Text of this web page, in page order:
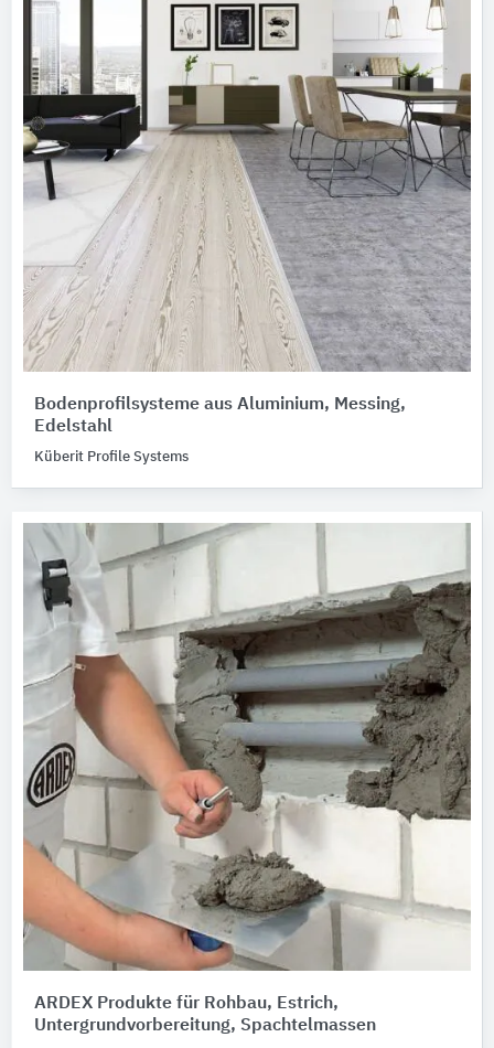
Bodenprofilsysteme aus Aluminium, Messing,
Edelstahl
Küberit Profile Systems
ARDEX Produkte für Rohbau, Estrich,
Untergrundvorbereitung, Spachtelmassen